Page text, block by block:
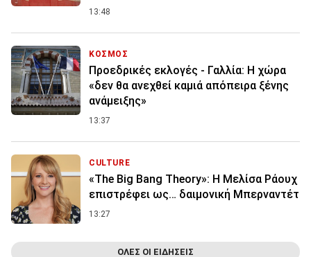
13:48
ΚΟΣΜΟΣ
Προεδρικές εκλογές - Γαλλία: Η χώρα
«δεν θα ανεχθεί καμιά απόπειρα ξένης
ανάμειξης»
13:37
CULTURE
«The Big Bang Theory»: Η Μελίσα Ράουχ
επιστρέφει ως… δαιμονική Μπερναντέτ
13:27
ΟΛΕΣ ΟΙ ΕΙΔΗΣΕΙΣ